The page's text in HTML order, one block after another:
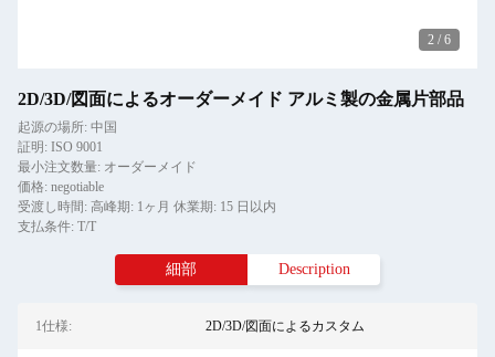
2 / 6
2D/3D/図面によるオーダーメイド アルミ製の金属片部品
起源の場所: 中国
証明: ISO 9001
最小注文数量: オーダーメイド
価格: negotiable
受渡し時間: 高峰期: 1ヶ月 休業期: 15 日以内
支払条件: T/T
細部 Description
1仕様: 2D/3D/図面によるカスタム